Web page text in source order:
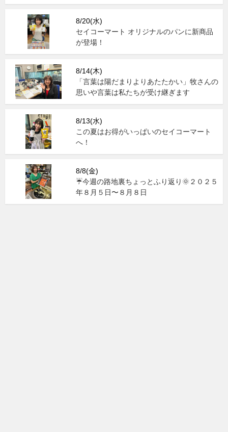
8/20(水)
セイコーマート オリジナルのパンに新商品
が登場！
8/14(木)
「言葉は陽だまりよりあたたかい」牧さんの
思いや言葉は私たちが受け継ぎます
8/13(水)
この夏はお得がいっぱいのセイコーマート
へ！
8/8(金)
☔今週の路地裏ちょっとふり返り🌞２０２５
年８月５日〜８月８日